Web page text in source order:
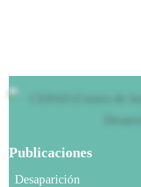
Publicaciones
Desaparición